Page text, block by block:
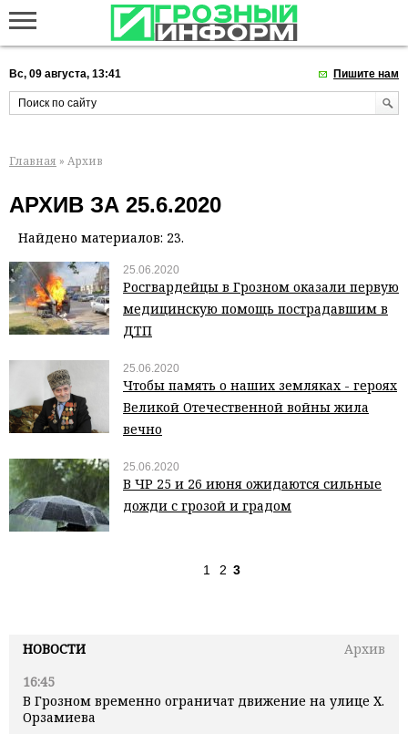
Вс, 09 августа, 13:41 Пишите нам
НОВОСТИ
Архив
16:45
В Грозном временно ограничат движение на улице Х.
Орзамиева
Главная » Архив
АРХИВ ЗА 25.6.2020
Найдено материалов: 23.
25.06.2020
Росгвардейцы в Грозном оказали первую
медицинскую помощь пострадавшим в
ДТП
25.06.2020
Чтобы память о наших земляках - героях
Великой Отечественной войны жила
вечно
25.06.2020
В ЧР 25 и 26 июня ожидаются сильные
дожди с грозой и градом
1 2 3